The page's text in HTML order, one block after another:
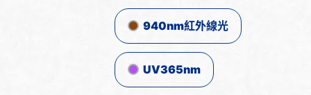
940nm紅外線光
UV365nm